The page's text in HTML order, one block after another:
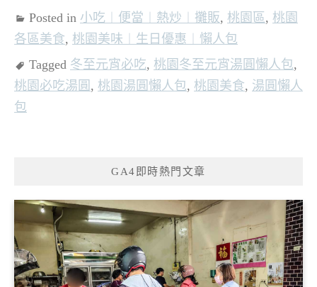
Posted in 小吃︱便當︱熱炒︱攤販, 桃園區 , 桃園
各區美食, 桃園美味︱生日優惠︱懶人包
Tagged 冬至元宵必吃, 桃園冬至元宵湯圓懶人包,
桃園必吃湯圓 , 桃園湯圓懶人包, 桃園美食, 湯圓懶人
包
GA4即時熱門文章